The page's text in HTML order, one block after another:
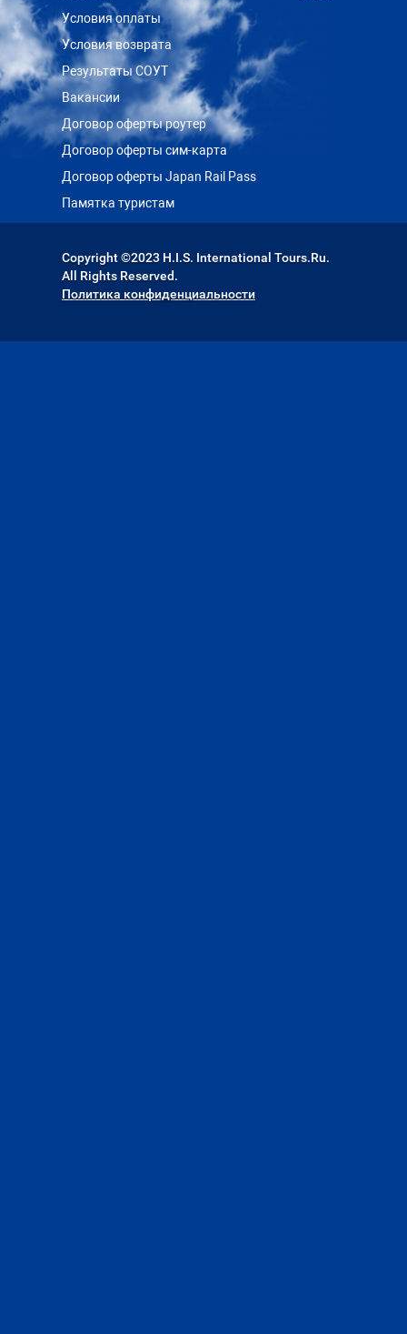
Условия оплаты
Условия возврата
Результаты СОУТ
Вакансии
Договор оферты роутер
Договор оферты сим-карта
Договор оферты Japan Rail Pass
Памятка туристам
Copyright ©2023 H.I.S. International Tours.Ru.
All Rights Reserved.
Политика конфиденциальности